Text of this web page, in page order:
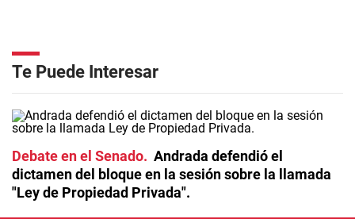
Te Puede Interesar
Debate en el Senado
Andrada defendió el
dictamen del bloque en la sesión sobre la llamada
"Ley de Propiedad Privada".